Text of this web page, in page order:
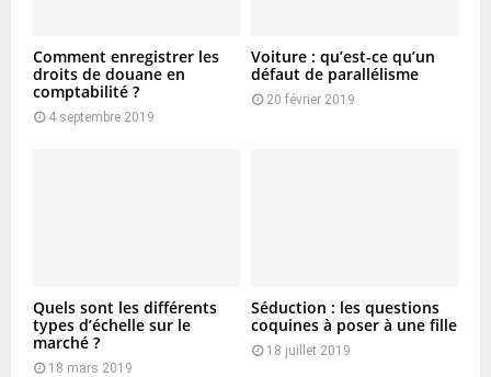
Comment enregistrer les
droits de douane en
comptabilité ?
4 septembre 2019
Voiture : qu’est-ce qu’un
défaut de parallélisme
20 février 2019
Quels sont les différents
types d’échelle sur le
marché ?
18 mars 2019
Séduction : les questions
coquines à poser à une fille
18 juillet 2019